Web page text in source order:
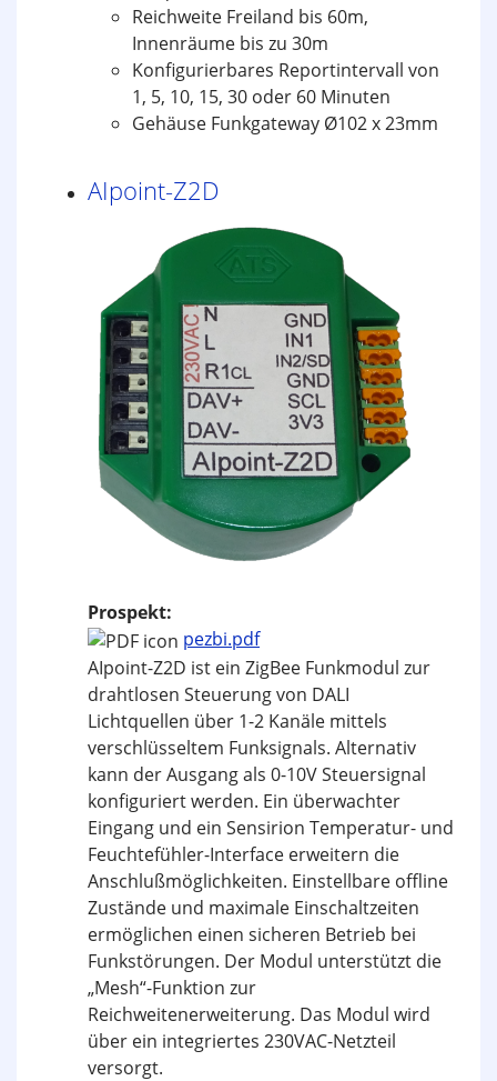
Reichweite Freiland bis 60m,
Innenräume bis zu 30m
Konfigurierbares Reportintervall von
1, 5, 10, 15, 30 oder 60 Minuten
Gehäuse Funkgateway Ø102 x 23mm
AIpoint-Z2D
Prospekt:
pezbi.pdf
AIpoint-Z2D ist ein ZigBee Funkmodul zur
drahtlosen Steuerung von DALI
Lichtquellen über 1-2 Kanäle mittels
verschlüsseltem Funksignals. Alternativ
kann der Ausgang als 0-10V Steuersignal
konfiguriert werden. Ein überwachter
Eingang und ein Sensirion Temperatur- und
Feuchtefühler-Interface erweitern die
Anschlußmöglichkeiten. Einstellbare offline
Zustände und maximale Einschaltzeiten
ermöglichen einen sicheren Betrieb bei
Funkstörungen. Der Modul unterstützt die
„Mesh“-Funktion zur
Reichweitenerweiterung. Das Modul wird
über ein integriertes 230VAC-Netzteil
versorgt.